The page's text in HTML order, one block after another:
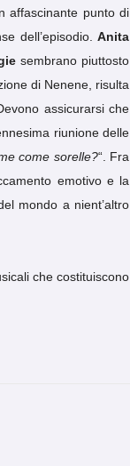
affascinante punto di
dell’episodio. Anita
sembrano piuttosto
di Nenene, risulta
assicurarsi che
riunione delle
come sorelle?“. Fra
emotivo e la
mondo a nient’altro
che costituiscono